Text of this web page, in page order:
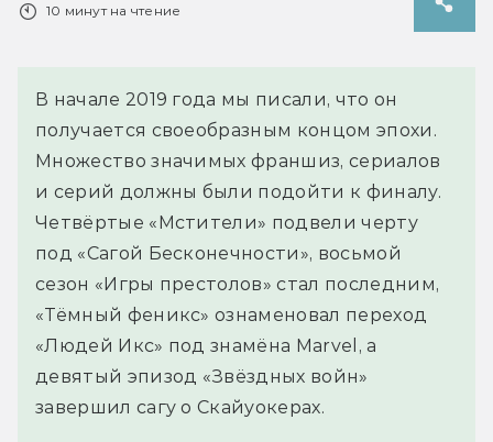
10 минут на чтение
В начале 2019 года мы писали, что он
получается своеобразным концом эпохи.
Множество значимых франшиз, сериалов
и серий должны были подойти к финалу.
Четвёртые «Мстители» подвели черту
под «Сагой Бесконечности», восьмой
сезон «Игры престолов» стал последним,
«Тёмный феникс» ознаменовал переход
«Людей Икс» под знамёна Marvel, а
девятый эпизод «Звёздных войн»
завершил сагу о Скайуокерах.